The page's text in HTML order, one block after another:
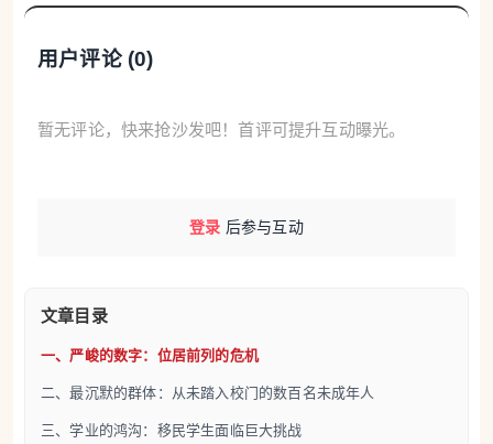
二、最沉默的群体：从未踏入校门的数百名未
成年人
并引发全社会反思：根据官方统计，在普拉托，有大
之外，而他们中的73% 为华人（中国籍）。在义务教
到了59%。这个长期存在的隐藏问题，如今终于以一
种无法忽视的方式呈现在公众面前。
三、学业的鸿沟：移民学生面临巨大挑战
用户评论 (0)
暂无评论，快来抢沙发吧！首评可提升互动曝光。
登录 后参与互动
文章目录
一、严峻的数字：位居前列的危机
二、最沉默的群体：从未踏入校门的数百名未成年人
三、学业的鸿沟：移民学生面临巨大挑战